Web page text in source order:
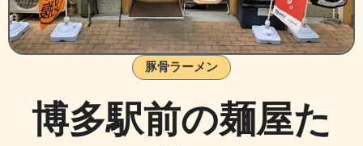
豚骨ラーメン
博多駅前の麺屋た